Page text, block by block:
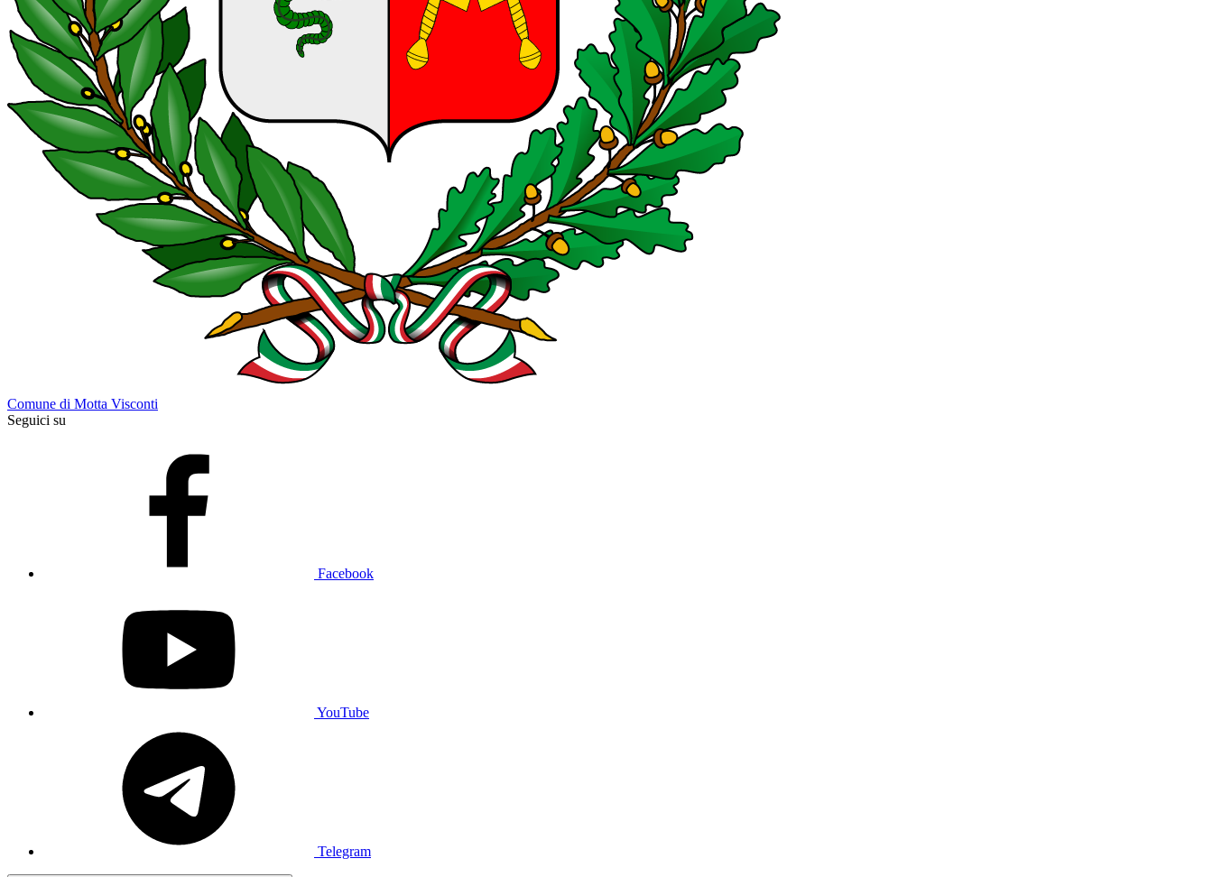
Comune di Motta Visconti
Seguici su
Facebook
YouTube
Telegram